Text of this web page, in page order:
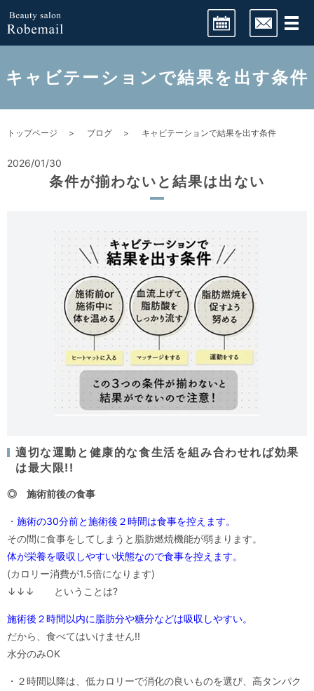
ネット予約
キャビテーションで結果を出す条件
トップページ ブログ キャビテーションで結果を出す条件
2026/01/30
条件が揃わないと結果は出ない
適切な運動と健康的な食生活を組み合わせれば効果
は最大限!!
◎ 施術前後の食事
・ 施術の30分前と施術後２時間は食事を控えます。
その間に食事をしてしまうと脂肪燃焼機能が弱まります。
体が栄養を吸収しやすい状態なので食事を控えます。
(カロリー消費が1.5倍になります)
↓↓↓ ということは?
施術後２時間以内に脂肪分や糖分などは吸収しやすい。
だから、食べてはいけません!!
水分のみOK
・２時間以降は、低カロリーで消化の良いものを選び、高タンパク